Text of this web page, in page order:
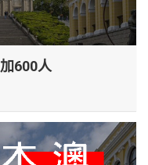
600人